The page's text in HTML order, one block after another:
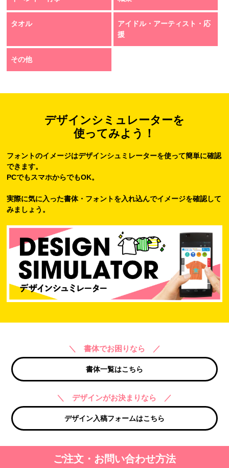
タオル
アイドル・アーティスト・応
援
その他
デザインシミュレーターを
使ってみよう！
フォントのイメージはデザインシュミレーターを使って簡単に確認
できます。
PCでもスマホからでもOK。
実際に気に入った書体・フォントを入れ込んでイメージを確認して
みましょう。
＼ 書体でお困りなら ／
書体一覧はこちら
＼ デザインがお決まりなら ／
デザイン入稿フォームはこちら
ご注文・お問い合わせ方法